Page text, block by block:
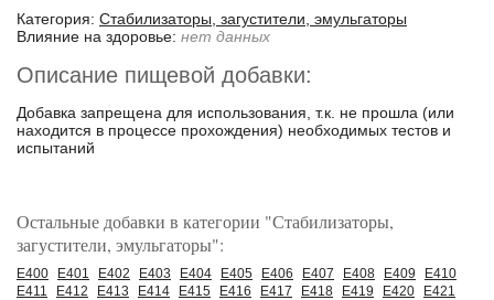
Категория: Стабилизаторы, загустители, эмульгаторы
Влияние на здоровье: нет данных
Описание пищевой добавки:
Добавка запрещена для использования, т.к. не прошла (или
находится в процессе прохождения) необходимых тестов и
испытаний
Остальные добавки в категории "Стабилизаторы,
загустители, эмульгаторы":
E400 E401 E402 E403 E404 E405 E406 E407 E408 E409
E410
E411
E412 E413 E414 E415 E416 E417 E418 E419 E420
E421